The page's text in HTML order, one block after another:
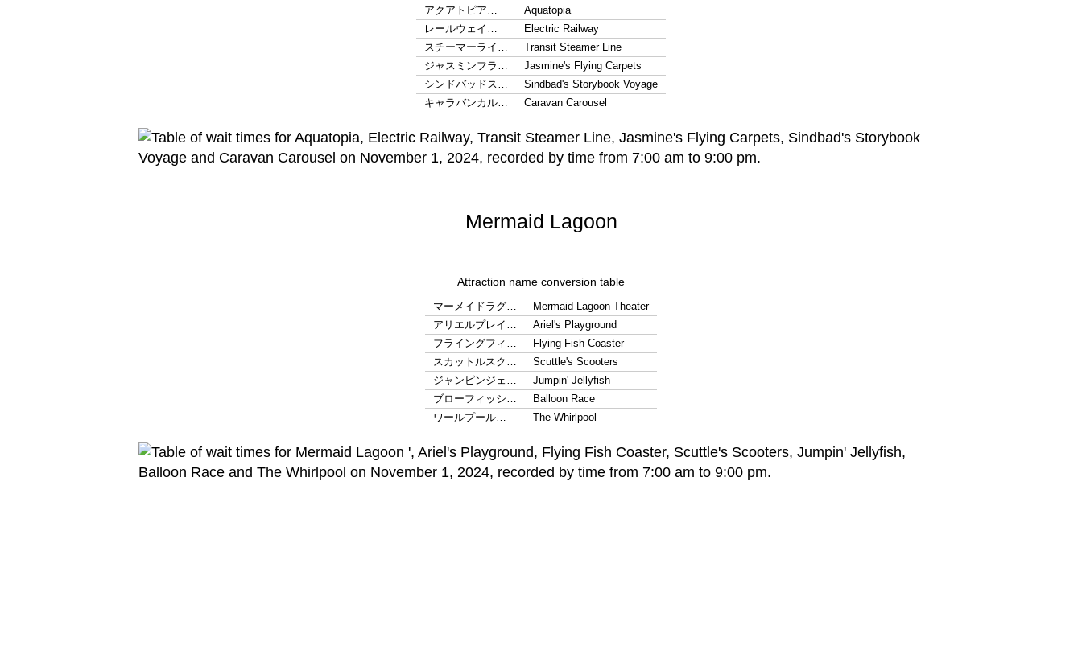
アクアトピア…
Aquatopia
レールウェイ…
Electric Railway
スチーマーライ…
Transit Steamer Line
ジャスミンフラ…
Jasmine's Flying Carpets
シンドバッドス…
Sindbad's Storybook Voyage
キャラバンカル…
Caravan Carousel
Mermaid Lagoon
Attraction name conversion table
マーメイドラグ…
Mermaid Lagoon Theater
アリエルプレイ…
Ariel's Playground
フライングフィ…
Flying Fish Coaster
スカットルスク…
Scuttle's Scooters
ジャンピンジェ…
Jumpin' Jellyfish
ブローフィッシ…
Balloon Race
ワールプール…
The Whirlpool